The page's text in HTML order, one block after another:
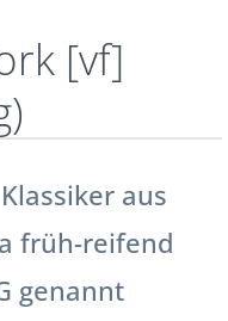
[vf]
aus
früh-reifend
genannt